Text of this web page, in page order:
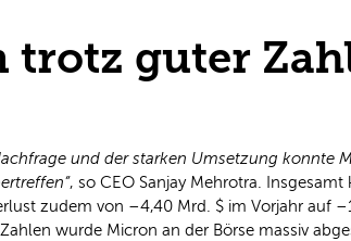
guter
und der starken Umsetzung konnte
, so CEO Sanjay Mehrotra.
zudem von –4,40 Mrd. $ im Vorjahr auf
wurde Micron an der Börse massiv